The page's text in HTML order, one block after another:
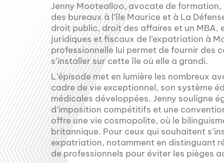
Jenny Mootealloo, avocate de formation,
des bureaux à l’île Maurice et à La
droit public, droit des affaires et un
juridiques et fiscaux de l’expatriation à
professionnelle lui permet de fournir des
s’installer sur cette île où elle a grandi.
L’épisode met en lumière les nombreux
cadre de vie exceptionnel, son système
médicales développées. Jenny souligne
d’imposition compétitifs et une
offre une vie cosmopolite, où le
britannique. Pour ceux qui souhaitent
expatriation, notamment en distinguant
de professionnels pour éviter les pièges